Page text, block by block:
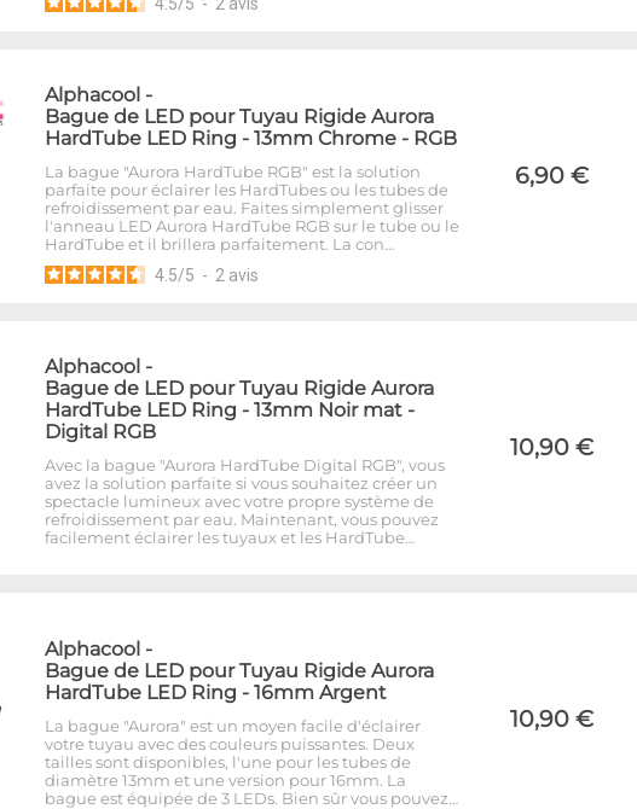
Alphacool -
Bague de LED pour Tuyau Rigide Aurora
HardTube LED Ring - 13mm Chrome - RGB
La bague "Aurora HardTube RGB" est la solution
parfaite pour éclairer les HardTubes ou les tubes de
refroidissement par eau. Faites simplement glisser
l'anneau LED Aurora HardTube RGB sur le tube ou le
HardTube et il brillera parfaitement. La con…
4.5/5 - 2 avis
6,90 €
Alphacool -
Bague de LED pour Tuyau Rigide Aurora
HardTube LED Ring - 13mm Noir mat -
Digital RGB
Avec la bague "Aurora HardTube Digital RGB", vous
avez la solution parfaite si vous souhaitez créer un
spectacle lumineux avec votre propre système de
refroidissement par eau. Maintenant, vous pouvez
facilement éclairer les tuyaux et les HardTube…
10,90 €
Alphacool -
Bague de LED pour Tuyau Rigide Aurora
HardTube LED Ring - 16mm Argent
La bague "Aurora" est un moyen facile d'éclairer
votre tuyau avec des couleurs puissantes. Deux
tailles sont disponibles, l'une pour les tubes de
diamètre 13mm et une version pour 16mm. La
bague est équipée de 3 LEDs. Bien sûr vous pouvez…
10,90 €